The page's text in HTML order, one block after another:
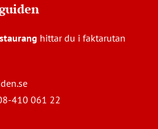
hittar du i faktarutan
410 061 22